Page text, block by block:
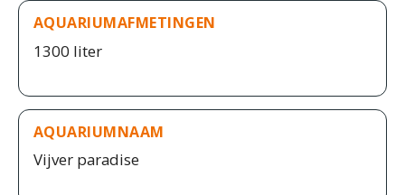
AQUARIUMAFMETINGEN
1300 liter
AQUARIUMNAAM
Vijver paradise